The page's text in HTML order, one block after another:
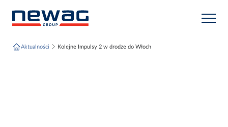
Aktualności Kolejne Impulsy 2 w drodze do Włoch